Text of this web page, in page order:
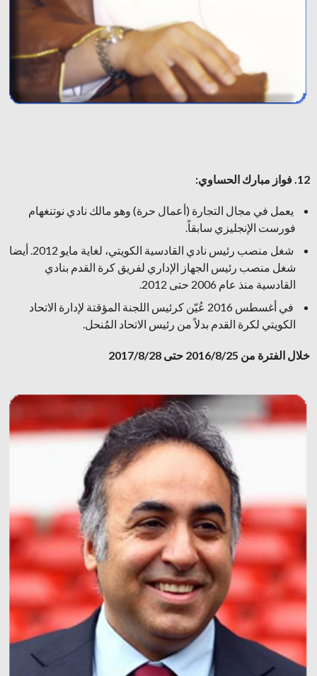
12. فواز مبارك الحساوي:
يعمل في مجال التجارة (أعمال حرة) وهو مالك نادي نوتنغهام
فورست الإنجليزي سابقاً.
شغل منصب رئيس نادي القادسية الكويتي، لغاية مايو 2012. أيضا
شغل منصب رئيس الجهاز الإداري لفريق كرة القدم بنادي
القادسية منذ عام 2006 حتى 2012.
في أغسطس 2016 عُيّن كرئيس اللجنة المؤقتة لإدارة الاتحاد
الكويتي لكرة القدم بدلاً من رئيس الاتحاد المُنحل.
خلال الفترة من 2016/8/25 حتى 2017/8/28